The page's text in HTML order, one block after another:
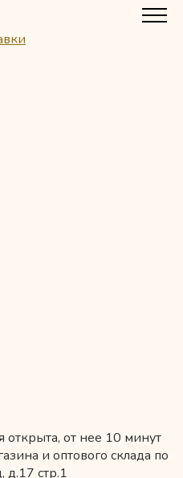
открыта, от нее 10 минут
и оптового склада по
д.17 стр.1